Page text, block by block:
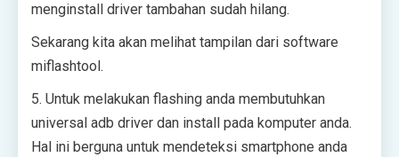
menginstall driver tambahan sudah hilang.
Sekarang kita akan melihat tampilan dari software
miflashtool.
5. Untuk melakukan flashing anda membutuhkan
universal adb driver dan install pada komputer anda.
Hal ini berguna untuk mendeteksi smartphone anda